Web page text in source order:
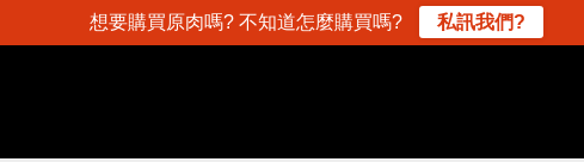
想要購買原肉嗎? 不知道怎麼購買嗎? 私訊我們?